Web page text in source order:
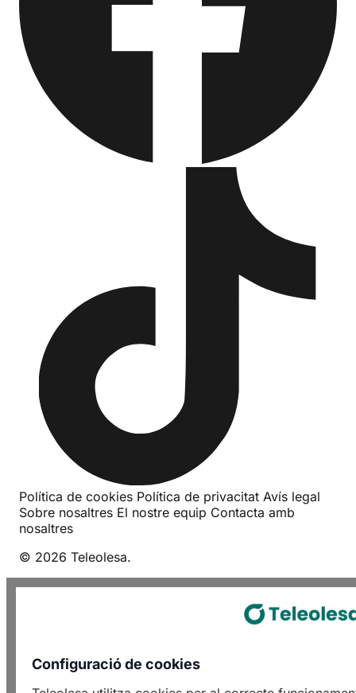
Política de cookies Política de privacitat Avís legal
Sobre nosaltres El nostre equip Contacta amb
nosaltres
© 2026 Teleolesa.
Configuració de cookies